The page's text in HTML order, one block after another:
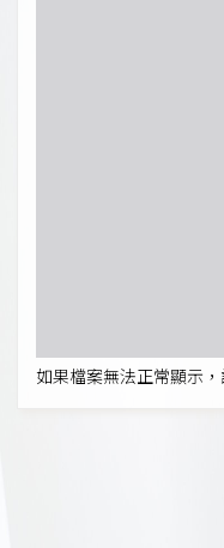
如果檔案無法正常顯示，